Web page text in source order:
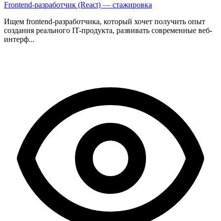
Frontend-разработчик (React) — стажировка
Ищем frontend-разработчика, который хочет получить опыт
создания реального IT-продукта, развивать современные веб-
интерф...